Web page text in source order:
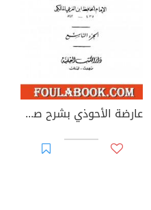
عارضة الأحوذي بشرح صحيح الترمذي - الجزء التاسع: الفتن - صفة القيامة والرقائق والورع